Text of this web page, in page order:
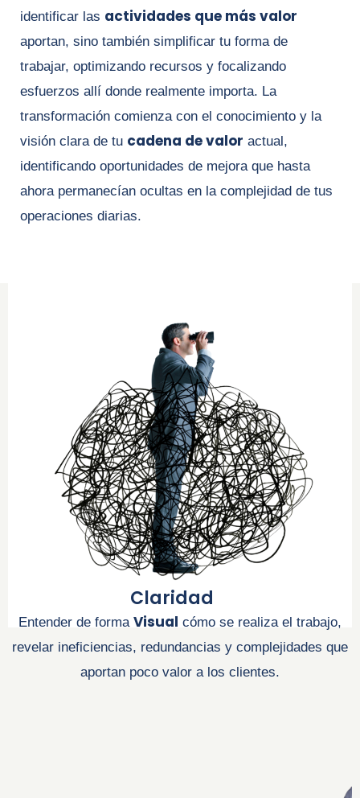
identificar las actividades que más valor
aportan, sino también simplificar tu forma de
trabajar, optimizando recursos y focalizando
esfuerzos allí donde realmente importa. La
transformación comienza con el conocimiento y la
visión clara de tu cadena de valor actual,
identificando oportunidades de mejora que hasta
ahora permanecían ocultas en la complejidad de tus
operaciones diarias.
Claridad
Entender de forma Visual cómo se realiza el trabajo,
revelar ineficiencias, redundancias y complejidades que
aportan poco valor a los clientes.